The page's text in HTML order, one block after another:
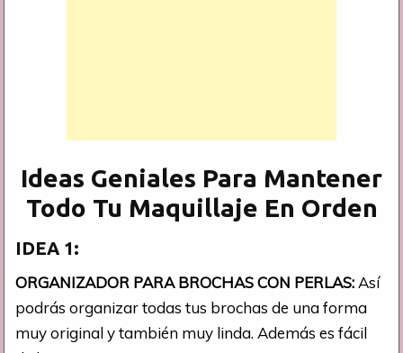
Ideas Geniales Para Mantener
Todo Tu Maquillaje En Orden
IDEA 1:
ORGANIZADOR PARA BROCHAS CON PERLAS: Así
podrás organizar todas tus brochas de una forma
muy original y también muy linda. Además es fácil